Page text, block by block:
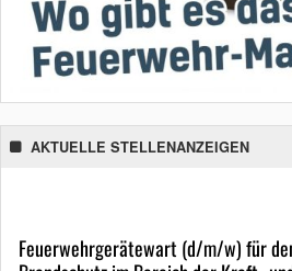
AKTUELLE STELLENANZEIGEN
Feuerwehrgerätewart (d/m/w) für